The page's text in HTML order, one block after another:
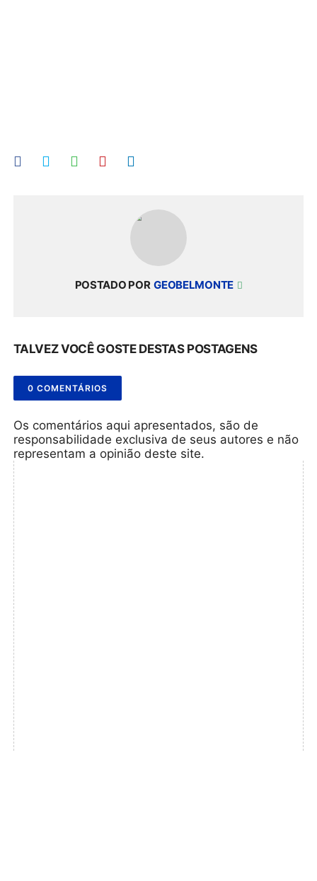
POSTADO POR GEOBELMONTE
TALVEZ VOCÊ GOSTE DESTAS POSTAGENS
0 COMENTÁRIOS
Os comentários aqui apresentados, são de
responsabilidade exclusiva de seus autores e não
representam a opinião deste site.